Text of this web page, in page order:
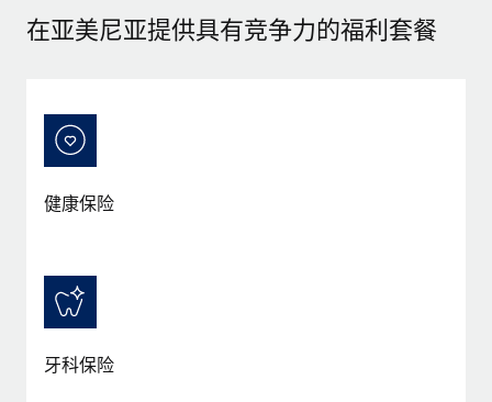
在亚美尼亚提供具有竞争力的福利套餐
健康保险
牙科保险